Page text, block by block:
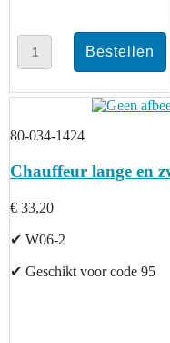
80-034-1424
Chauffeur lange en
€ 33,20
✔ W06-2
✔ Geschikt voor code 95